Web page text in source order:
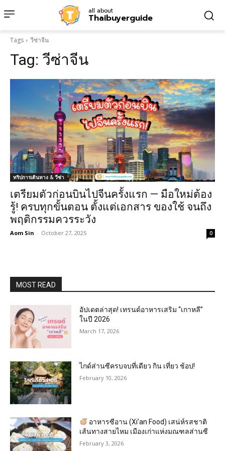
all about
Thaibuyerguide
Tags วีซ่าจีน
Tag: วีซ่าจีน
ทริปการเดินทาง & วีซ่า
เตรียมตัวก่อนบินไปจีนครั้งแรก — มือใหม่ต้อง
รู้! ครบทุกขั้นตอน ตั้งแต่เอกสาร ของใช้ จนถึง
พฤติกรรมควรระวัง
Aom Sin - October 27, 2025 0
MOST READ
อัปเดตล่าสุด! เทรนด์อาหารเสริม “เกาหลี”
ในปี 2026
March 17, 2026
ไกด์ส่านซีครบจบที่เดียว กิน เที่ยว ช้อป!
February 10, 2026
อาหารซีอาน (Xi’an Food) เสน่ห์รสชาติ
เส้นทางสายไหม เมืองเก่าแห่งมณฑลส่านซี
February 3, 2026